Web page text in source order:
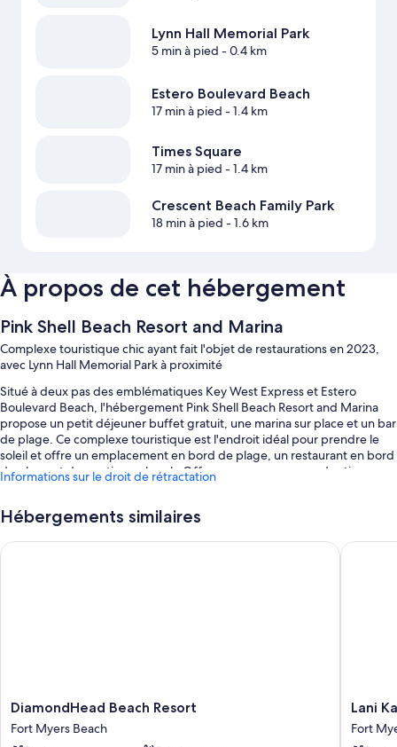
Lynn Hall Memorial Park
5 min à pied - 0.4 km
Estero Boulevard Beach
17 min à pied - 1.4 km
Times Square
17 min à pied - 1.4 km
Crescent Beach Family Park
18 min à pied - 1.6 km
À propos de cet hébergement
Pink Shell Beach Resort and Marina
Complexe touristique chic ayant fait l'objet de restaurations en 2023,
avec Lynn Hall Memorial Park à proximité
Situé à deux pas des emblématiques Key West Express et Estero
Boulevard Beach, l'hébergement Pink Shell Beach Resort and Marina
propose un petit déjeuner buffet gratuit, une marina sur place et un bar
de plage. Ce complexe touristique est l'endroit idéal pour prendre le
soleil et offre un emplacement en bord de plage, un restaurant en bord
de plage et des sorties en kayak. Offrez-vous un massage des tissus
sur place, qui offrent le petit déjeuner, le déjeuner, le dîner et Cuisine
proposées, comme du parachute ascensionnel. Les clients peuvent
Bagagiste/groom, réception ouverte 24 h/24 et hébergement non-
fumeurs
Distributeur automatique / services bancaires, boutique de
Informations sur le droit de rétractation
Hébergements similaires
DiamondHead
Beach
Resort
DiamondHead Beach Resort
Fort Myers Beach
DiamondHead Beach Resort
Lani
Kai
Lani
Fort
Lani Kai